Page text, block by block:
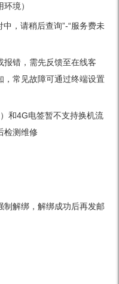
境）
，请稍后查询”-“服务费未
报错，需先反馈至在线客
，常见故障可通过终端设置
和4G电签暂不支持换机流
检测维修
制解绑，解绑成功后再发邮